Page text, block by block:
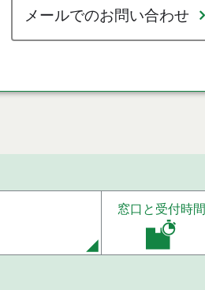
メールでのお問い合わせ
窓口と受付時間